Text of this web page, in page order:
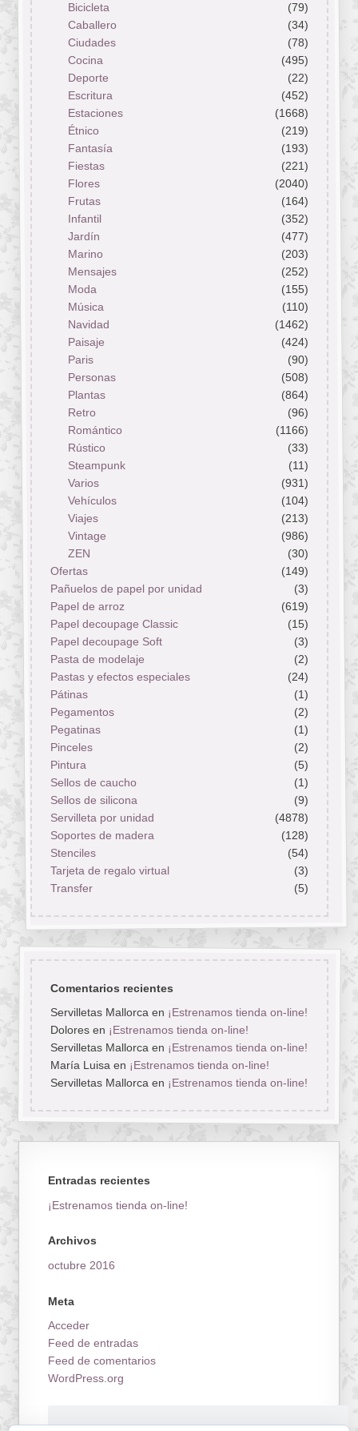
Bicicleta
(79)
Caballero
(34)
Ciudades
(78)
Cocina
(495)
Deporte
(22)
Escritura
(452)
Estaciones
(1668)
Étnico
(219)
Fantasía
(193)
Fiestas
(221)
Flores
(2040)
Frutas
(164)
Infantil
(352)
Jardín
(477)
Marino
(203)
Mensajes
(252)
Moda
(155)
Música
(110)
Navidad
(1462)
Paisaje
(424)
Paris
(90)
Personas
(508)
Plantas
(864)
Retro
(96)
Romántico
(1166)
Rústico
(33)
Steampunk
(11)
Varios
(931)
Vehículos
(104)
Viajes
(213)
Vintage
(986)
ZEN
(30)
Ofertas
(149)
Pañuelos de papel por unidad
(3)
Papel de arroz
(619)
Papel decoupage Classic
(15)
Papel decoupage Soft
(3)
Pasta de modelaje
(2)
Pastas y efectos especiales
(24)
Pátinas
(1)
Pegamentos
(2)
Pegatinas
(1)
Pinceles
(2)
Pintura
(5)
Sellos de caucho
(1)
Sellos de silicona
(9)
Servilleta por unidad
(4878)
Soportes de madera
(128)
Stenciles
(54)
Tarjeta de regalo virtual
(3)
Transfer
(5)
Comentarios recientes
Servilletas Mallorcaen ¡Estrenamos tienda on-line!
Doloresen ¡Estrenamos tienda on-line!
Servilletas Mallorcaen ¡Estrenamos tienda on-line!
María Luisaen ¡Estrenamos tienda on-line!
Servilletas Mallorcaen ¡Estrenamos tienda on-line!
Entradas recientes
¡Estrenamos tienda on-line!
Archivos
octubre 2016
Meta
Acceder
Feed de entradas
Feed de comentarios
WordPress.org